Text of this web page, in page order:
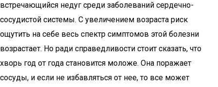
встречающийся недуг среди заболеваний сердечно-
сосудистой системы. С увеличением возраста риск
ощутить на себе весь спектр симптомов этой болезни
возрастает. Но ради справедливости стоит сказать, что
хворь год от года становится моложе. Она поражает
сосуды, и если не избавляться от нее, то все может